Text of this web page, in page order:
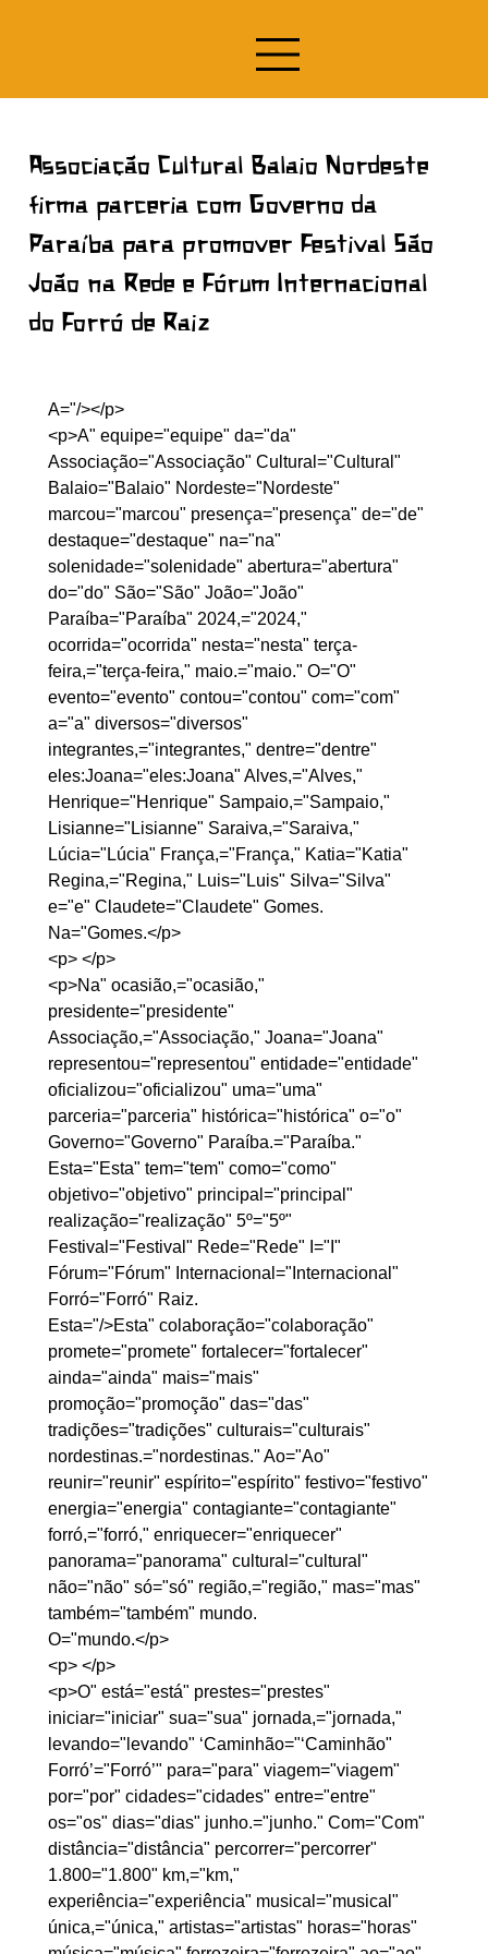
Associação Cultural Balaio Nordeste
firma parceria com Governo da
Paraíba para promover Festival São
João na Rede e Fórum Internacional
do Forró de Raiz
A="/></p>
<p>A" equipe="equipe" da="da"
Associação="Associação" Cultural="Cultural"
Balaio="Balaio" Nordeste="Nordeste"
marcou="marcou" presença="presença" de="de"
destaque="destaque" na="na"
solenidade="solenidade" abertura="abertura"
do="do" São="São" João="João"
Paraíba="Paraíba" 2024,="2024,"
ocorrida="ocorrida" nesta="nesta" terça-
feira,="terça-feira," maio.="maio." O="O"
evento="evento" contou="contou" com="com"
a="a" diversos="diversos"
integrantes,="integrantes," dentre="dentre"
eles:Joana="eles:Joana" Alves,="Alves,"
Henrique="Henrique" Sampaio,="Sampaio,"
Lisianne="Lisianne" Saraiva,="Saraiva,"
Lúcia="Lúcia" França,="França," Katia="Katia"
Regina,="Regina," Luis="Luis" Silva="Silva"
e="e" Claudete="Claudete" Gomes.
Na="Gomes.</p>
<p> </p>
<p>Na" ocasião,="ocasião,"
presidente="presidente"
Associação,="Associação," Joana="Joana"
representou="representou" entidade="entidade"
oficializou="oficializou" uma="uma"
parceria="parceria" histórica="histórica" o="o"
Governo="Governo" Paraíba.="Paraíba."
Esta="Esta" tem="tem" como="como"
objetivo="objetivo" principal="principal"
realização="realização" 5º="5º"
Festival="Festival" Rede="Rede" I="I"
Fórum="Fórum" Internacional="Internacional"
Forró="Forró" Raiz.
Esta="/>Esta" colaboração="colaboração"
promete="promete" fortalecer="fortalecer"
ainda="ainda" mais="mais"
promoção="promoção" das="das"
tradições="tradições" culturais="culturais"
nordestinas.="nordestinas." Ao="Ao"
reunir="reunir" espírito="espírito" festivo="festivo"
energia="energia" contagiante="contagiante"
forró,="forró," enriquecer="enriquecer"
panorama="panorama" cultural="cultural"
não="não" só="só" região,="região," mas="mas"
também="também" mundo.
O="mundo.</p>
<p> </p>
<p>O" está="está" prestes="prestes"
iniciar="iniciar" sua="sua" jornada,="jornada,"
levando="levando" ‘Caminhão="‘Caminhão"
Forró’="Forró’" para="para" viagem="viagem"
por="por" cidades="cidades" entre="entre"
os="os" dias="dias" junho.="junho." Com="Com"
distância="distância" percorrer="percorrer"
1.800="1.800" km,="km,"
experiência="experiência" musical="musical"
única,="única," artistas="artistas" horas="horas"